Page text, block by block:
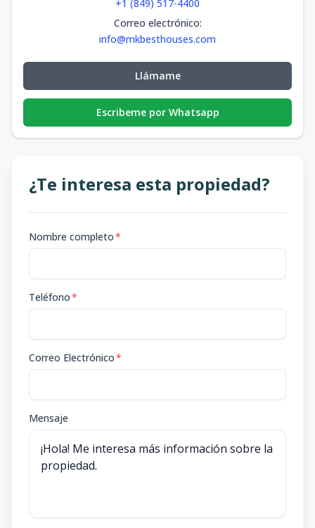
+1 (849) 517-4400
Correo electrónico:
info@mkbesthouses.com
Llámame
Escribeme por Whatsapp
¿Te interesa esta propiedad?
Nombre completo*
Teléfono*
Correo Electrónico*
Mensaje